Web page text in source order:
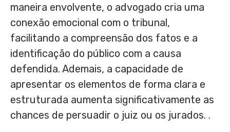
maneira envolvente, o advogado cria uma
conexão emocional com o tribunal,
facilitando a compreensão dos fatos e a
identificação do público com a causa
defendida. Ademais, a capacidade de
apresentar os elementos de forma clara e
estruturada aumenta significativamente as
chances de persuadir o juiz ou os jurados. .